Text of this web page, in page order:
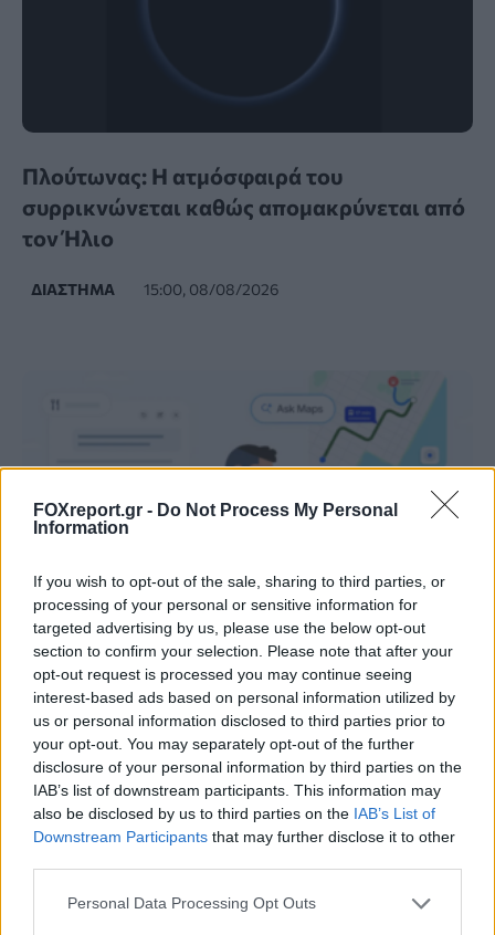
FOXreport.gr - Do Not Process My Personal
Information
If you wish to opt-out of the sale, sharing to third parties, or
processing of your personal or sensitive information for
targeted advertising by us, please use the below opt-out
section to confirm your selection. Please note that after your
opt-out request is processed you may continue seeing
interest-based ads based on personal information utilized by
us or personal information disclosed to third parties prior to
your opt-out. You may separately opt-out of the further
disclosure of your personal information by third parties on the
IAB’s list of downstream participants. This information may
also be disclosed by us to third parties on the IAB’s List of
Downstream Participants that may further disclose it to other
Personal Data Processing Opt Outs
Πλούτωνας: Η ατμόσφαιρά του
συρρικνώνεται καθώς απομακρύνεται από
τον Ήλιο
ΔΙΆΣΤΗΜΑ 15:00, 08/08/2026
Η τεχνητή νοημοσύνη του Google Maps
αναλαμβάνει παραγγελίες φαγητού
ΤΕΧΝΟΛΟΓΊΑ 13:00, 08/08/2026